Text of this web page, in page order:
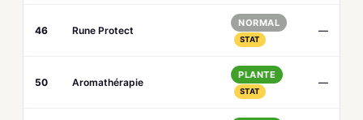
46 Rune Protect
NORMAL
STAT
—
50 Aromathérapie
PLANTE
STAT
—